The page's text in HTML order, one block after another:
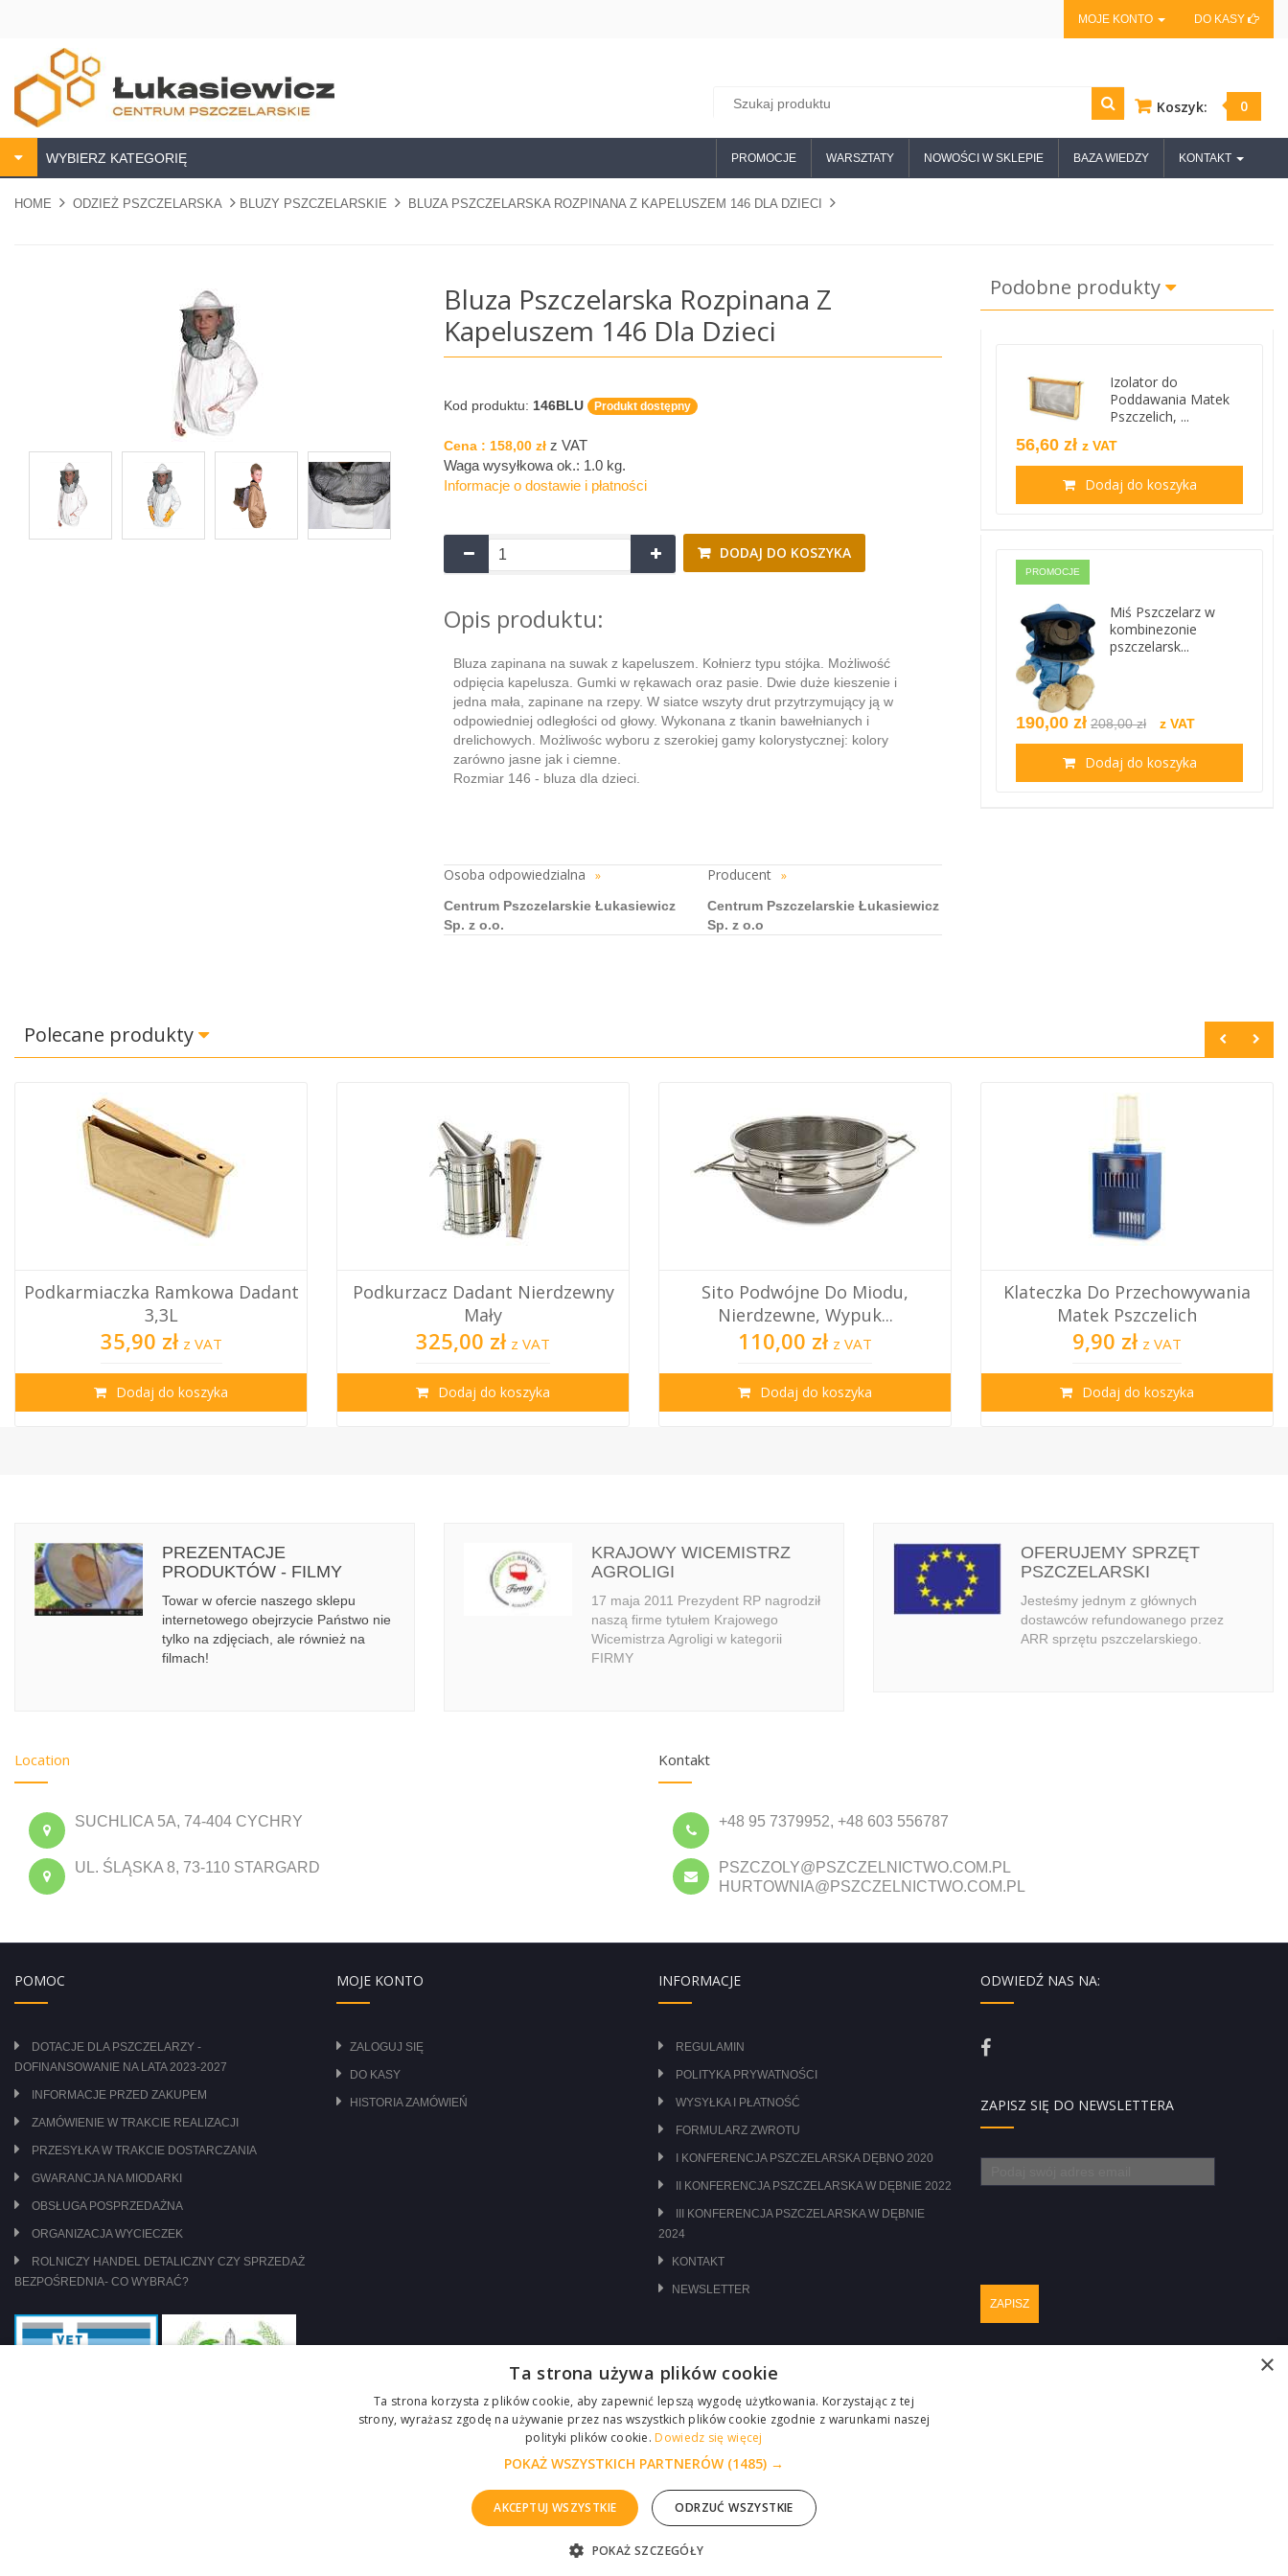
MOJE KONTO DO KASY
Koszyk: 0
PROMOCJE WARSZTATY NOWOŚCI W SKLEPIE BAZA WIEDZY KONTAKT
WYBIERZ KATEGORIĘ
HOME ODZIEŻ PSZCZELARSKA BLUZY PSZCZELARSKIE BLUZA PSZCZELARSKA ROZPINANA Z KAPELUSZEM 146 DLA DZIECI
Bluza Pszczelarska Rozpinana Z
Kapeluszem 146 Dla Dzieci
Kod produktu: 146BLU Produkt dostępny
Cena : 158,00 zł z VAT
Waga wysyłkowa ok.: 1.0 kg.
Informacje o dostawie i płatności
DODAJ DO KOSZYKA
Opis produktu:
Bluza zapinana na suwak z kapeluszem. Kołnierz typu stójka. Możliwość
odpięcia kapelusza. Gumki w rękawach oraz pasie. Dwie duże kieszenie i
jedna mała, zapinane na rzepy. W siatce wszyty drut przytrzymujący ją w
odpowiedniej odległości od głowy. Wykonana z tkanin bawełnianych i
drelichowych. Możliwośc wyboru z szerokiej gamy kolorystycznej: kolory
zarówno jasne jak i ciemne.
Rozmiar 146 - bluza dla dzieci.
Osoba odpowiedzialna »
Centrum Pszczelarskie Łukasiewicz
Sp. z o.o.
Producent »
Centrum Pszczelarskie Łukasiewicz
Sp. z o.o
Podobne produkty
Izolator do
Poddawania Matek
Pszczelich, ...
56,60 zł z VAT
Dodaj do koszyka
PROMOCJE
Miś Pszczelarz w
kombinezonie
pszczelarsk...
190,00 zł 208,00 zł z VAT
Dodaj do koszyka
Polecane produkty
Podkurzacz Dadant Nierdzewny
Mały
325,00 zł z VAT
Dodaj do koszyka
Sito Podwójne Do Miodu,
Nierdzewne, Wypuk...
110,00 zł z VAT
Dodaj do koszyka
Klateczka Do Przechowywania
Matek Pszczelich
9,90 zł z VAT
Dodaj do koszyka
Odstępniki Plastikowe Stożkowe
Do Ramek –...
10,50 zł z VAT
Dodaj do koszyka
PREZENTACJE
PRODUKTÓW - FILMY
Towar w ofercie naszego sklepu
internetowego obejrzycie Państwo nie
tylko na zdjęciach, ale również na
filmach!
KRAJOWY WICEMISTRZ
AGROLIGI
17 maja 2011 Prezydent RP nagrodził
naszą firme tytułem Krajowego
Wicemistrza Agroligi w kategorii
FIRMY
OFERUJEMY SPRZĘT
PSZCZELARSKI
Jesteśmy jednym z głównych
dostawców refundowanego przez
ARR sprzętu pszczelarskiego.
Location
SUCHLICA 5A, 74-404 CYCHRY
UL. ŚLĄSKA 8, 73-110 STARGARD
Kontakt
+48 95 7379952, +48 603 556787
PSZCZOLY@PSZCZELNICTWO.COM.PL
HURTOWNIA@PSZCZELNICTWO.COM.PL
POMOC
DOTACJE DLA PSZCZELARZY -
DOFINANSOWANIE NA LATA 2023-2027
INFORMACJE PRZED ZAKUPEM
ZAMÓWIENIE W TRAKCIE REALIZACJI
PRZESYŁKA W TRAKCIE DOSTARCZANIA
GWARANCJA NA MIODARKI
OBSŁUGA POSPRZEDAŻNA
ORGANIZACJA WYCIECZEK
ROLNICZY HANDEL DETALICZNY CZY SPRZEDAŻ
BEZPOŚREDNIA- CO WYBRAĆ?
MOJE KONTO
ZALOGUJ SIĘ
DO KASY
HISTORIA ZAMÓWIEŃ
INFORMACJE
REGULAMIN
POLITYKA PRYWATNOŚCI
WYSYŁKA I PŁATNOŚĆ
FORMULARZ ZWROTU
I KONFERENCJA PSZCZELARSKA DĘBNO 2020
II KONFERENCJA PSZCZELARSKA W DĘBNIE 2022
III KONFERENCJA PSZCZELARSKA W DĘBNIE
2024
KONTAKT
NEWSLETTER
ODWIEDŹ NAS NA:
ZAPISZ SIĘ DO NEWSLETTERA
×
Ta strona używa plików cookie
Ta strona korzysta z plików cookie, aby zapewnić lepszą wygodę użytkowania. Korzystając z tej
strony, wyrażasz zgodę na używanie przez nas wszystkich plików cookie zgodnie z warunkami naszej
polityki plików cookie. Dowiedz się więcej
POKAŻ WSZYSTKICH PARTNERÓW (1485) →
AKCEPTUJ WSZYSTKIE ODRZUĆ WSZYSTKIE
POKAŻ SZCZEGÓŁY